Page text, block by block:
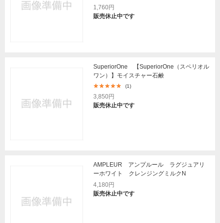
1,760円
販売休止中です
SuperiorOne 【SuperiorOne（スペリオル
ワン）】モイスチャー石鹸
(1)
3,850円
販売休止中です
AMPLEUR アンプルール ラグジュアリ
ーホワイト クレンジングミルクN
4,180円
販売休止中です